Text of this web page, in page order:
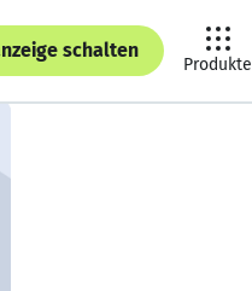
schalten
Produkte